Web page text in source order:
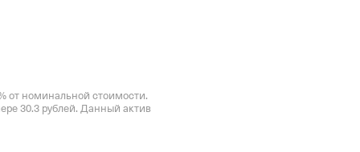
30.3 рублей. Данный актив